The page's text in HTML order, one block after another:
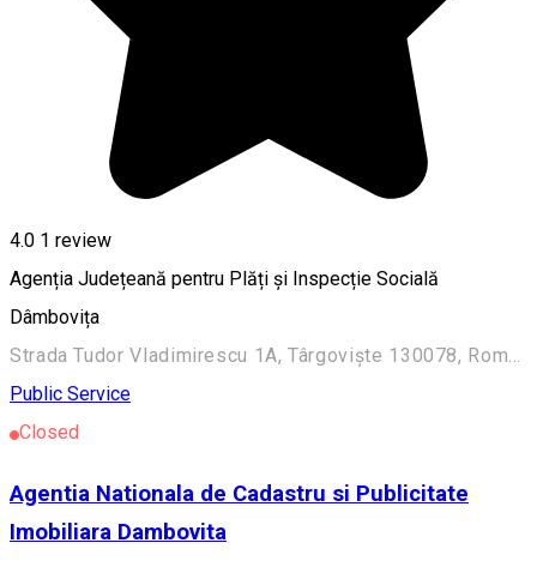
4.0 1 review
Agenția Județeană pentru Plăți și Inspecție Socială
Dâmbovița
Strada Tudor Vladimirescu 1A, Târgoviște 130078, România
Public Service
Closed
Agentia Nationala de Cadastru si Publicitate
Imobiliara Dambovita